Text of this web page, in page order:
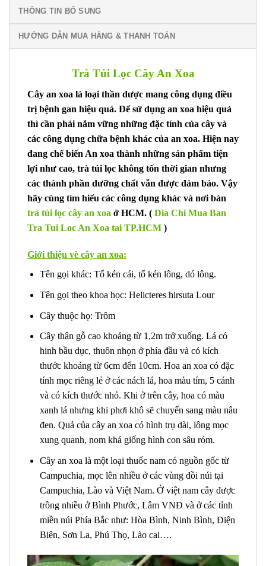
THÔNG TIN BỔ SUNG
HƯỚNG DẪN MUA HÀNG & THANH TOÁN
Trà Túi Lọc Cây An Xoa
Cây an xoa là loại thần dược mang công dụng điều
trị bệnh gan hiệu quả. Để sử dụng an xoa hiệu quả
thì cần phải nắm vững những đặc tính của cây và
các công dụng chữa bệnh khác của an xoa. Hiện nay
đang chế biến An xoa thành những sản phẩm tiện
lợi như cao, trà túi lọc không tốn thời gian nhưng
các thành phần dưỡng chất vẫn được đảm bảo. Vậy
hãy cùng tìm hiểu các công dụng khác và nơi bán
trà túi lọc cây an xoa ở HCM. ( Dia Chi Mua Ban
Tra Tui Loc An Xoa tai TP.HCM )
Giới thiệu vè cây an xoa:
Tên gọi khác: Tổ kén cái, tổ kén lông, dó lông.
Tên gọi theo khoa học: Helicteres hirsuta Lour
Cây thuộc họ: Trôm
Cây thân gỗ cao khoảng từ 1,2m trở xuống. Lá có
hinh bầu dục, thuôn nhọn ở phía đầu và có kích
thước khoảng từ 6cm đến 10cm. Hoa an xoa có đặc
tính mọc riêng lẻ ở các nách lá, hoa màu tím, 5 cánh
và có kích thước nhỏ. Khi ở trên cây, hoa có màu
xanh lá nhưng khi phơi khô sẽ chuyển sang màu nâu
đen. Quả của cây an xoa có hình trụ dài, lông mọc
xung quanh, nom khá giống hình con sâu róm.
Cây an xoa là một loại thuốc nam có nguồn gốc từ
Campuchia, mọc lên nhiều ở các vùng đồi núi tại
Campuchia, Lào và Việt Nam. Ở việt nam cây được
trồng nhiều ở Bình Phước, Lâm VNĐ và ở các tỉnh
miền núi Phía Bắc như: Hòa Bình, Ninh Bình, Điện
Biên, Sơn La, Phú Thọ, Lào cai….